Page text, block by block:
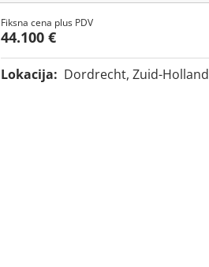
Fiksna cena plus PDV
44.100 €
Lokacija: Dordrecht, Zuid-Holland